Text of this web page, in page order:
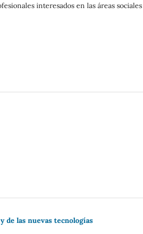
interesados en las áreas
de las nuevas tecnologías